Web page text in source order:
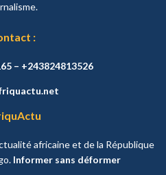
:
– +243824813526
africaine et de la République
Informer sans déformer